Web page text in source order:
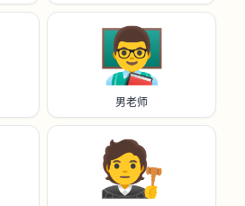
👨‍🏫
男老师
🧑‍⚖️